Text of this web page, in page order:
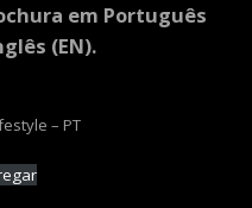
em Português
(EN).
– PT